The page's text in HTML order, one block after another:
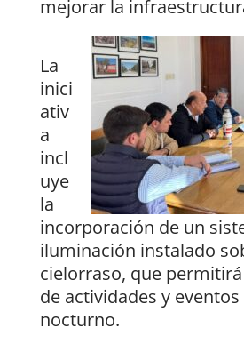
mejorar la
La
inici
ativ
a
incl
uye
la
incorporación de un
iluminación instalado
cielorraso, que
de actividades y
nocturno.